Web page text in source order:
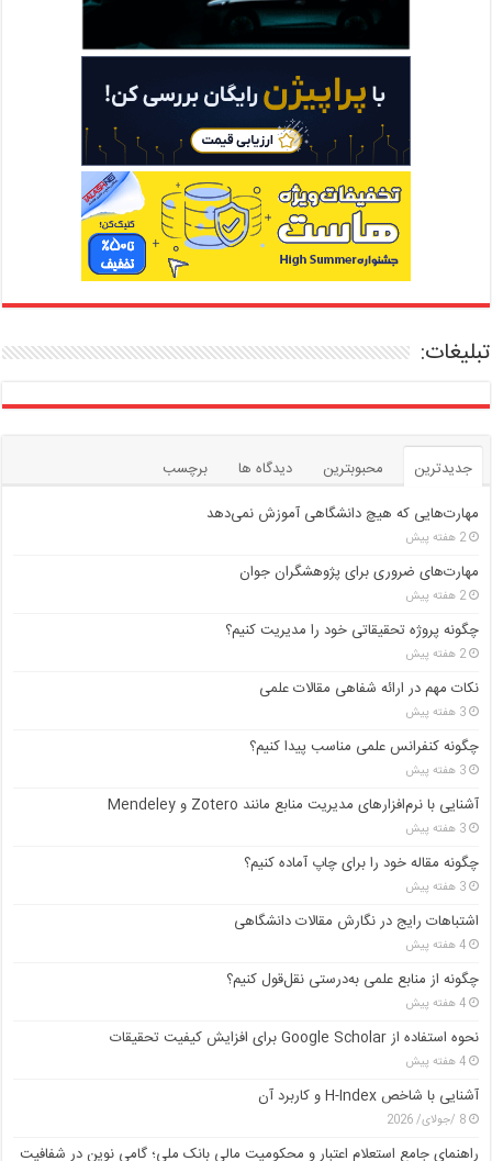
تبلیغات:
جدیدترین محبوبترین دیدگاه ها
برچسب
مهارت‌هایی که هیچ دانشگاهی آموزش نمی‌دهد
2 هفته پیش
مهارت‌های ضروری برای پژوهشگران جوان
2 هفته پیش
چگونه پروژه تحقیقاتی خود را مدیریت کنیم؟
2 هفته پیش
نکات مهم در ارائه شفاهی مقالات علمی
3 هفته پیش
چگونه کنفرانس علمی مناسب پیدا کنیم؟
3 هفته پیش
آشنایی با نرم‌افزارهای مدیریت منابع مانند Zotero و Mendeley
3 هفته پیش
چگونه مقاله خود را برای چاپ آماده کنیم؟
3 هفته پیش
اشتباهات رایج در نگارش مقالات دانشگاهی
4 هفته پیش
چگونه از منابع علمی به‌درستی نقل‌قول کنیم؟
4 هفته پیش
نحوه استفاده از Google Scholar برای افزایش کیفیت تحقیقات
4 هفته پیش
آشنایی با شاخص H-Index و کاربرد آن
8 /جولای/ 2026
راهنمای جامع استعلام اعتبار و محکومیت مالی بانک ملی؛ گامی نوین در شفافیت